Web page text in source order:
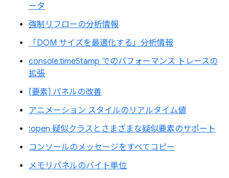
ータ
強制リフローの分析情報
「DOM サイズを最適化する」分析情報
console.timeStamp でのパフォーマンス トレースの
拡張
[要素] パネルの改善
アニメーション スタイルのリアルタイム値
:open 疑似クラスとさまざまな疑似要素のサポート
コンソールのメッセージをすべてコピー
メモリパネルのバイト単位